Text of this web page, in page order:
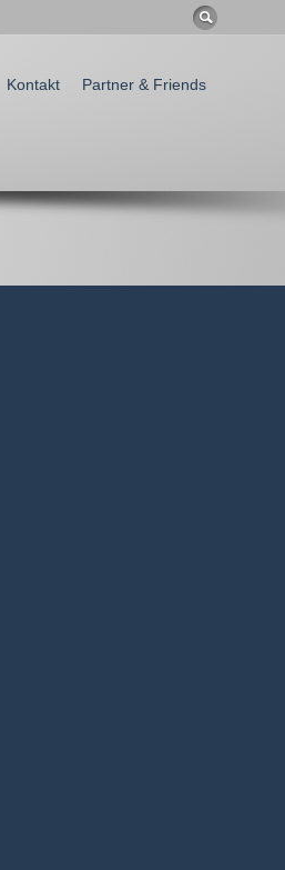
Kontakt Partner & Friends